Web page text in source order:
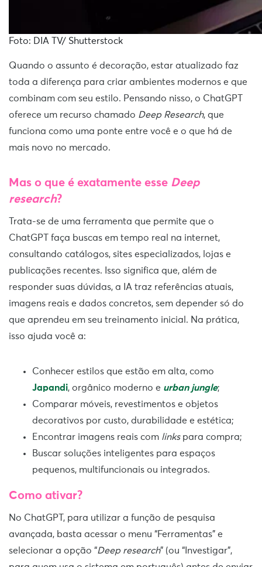
Foto: DIA TV/ Shutterstock
Quando o assunto é decoração, estar atualizado faz
toda a diferença para criar ambientes modernos e que
combinam com seu estilo. Pensando nisso, o ChatGPT
oferece um recurso chamado Deep Research, que
funciona como uma ponte entre você e o que há de
mais novo no mercado.
Mas o que é exatamente esse Deep
research?
Trata-se de uma ferramenta que permite que o
ChatGPT faça buscas em tempo real na internet,
consultando catálogos, sites especializados, lojas e
publicações recentes. Isso significa que, além de
responder suas dúvidas, a IA traz referências atuais,
imagens reais e dados concretos, sem depender só do
que aprendeu em seu treinamento inicial. Na prática,
isso ajuda você a:
Conhecer estilos que estão em alta, como
Japandi, orgânico moderno e urban jungle;
Comparar móveis, revestimentos e objetos
decorativos por custo, durabilidade e estética;
Encontrar imagens reais com linkspara compra;
Buscar soluções inteligentes para espaços
pequenos, multifuncionais ou integrados.
Como ativar?
No ChatGPT, para utilizar a função de pesquisa
avançada, basta acessar o menu “Ferramentas” e
selecionar a opção “Deep research” (ou “Investigar”,